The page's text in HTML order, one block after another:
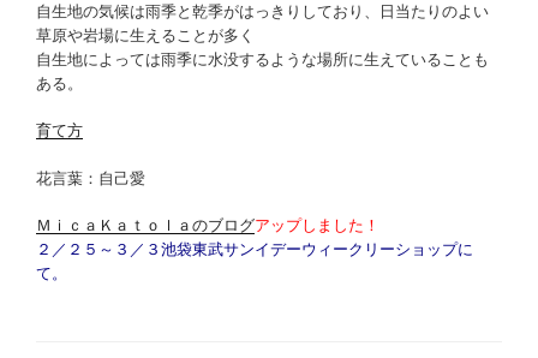
自生地の気候は雨季と乾季がはっきりしており、日当たりのよい
草原や岩場に生えることが多く
自生地によっては雨季に水没するような場所に生えていることも
ある。
育て方
花言葉：自己愛
ＭｉｃａＫａｔｏｌａのブログアップしました！
２／２５～３／３池袋東武サンイデーウィークリーショップに
て。